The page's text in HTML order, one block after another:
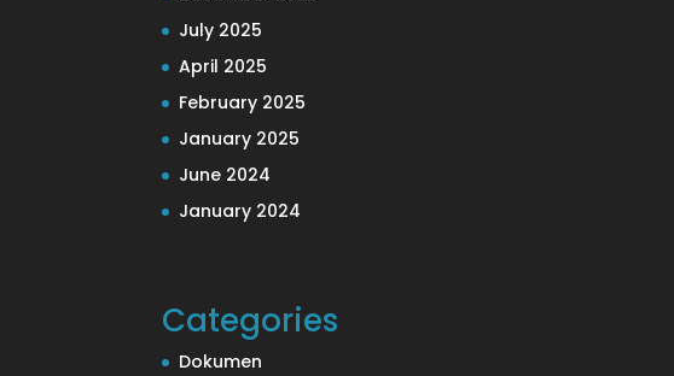
July 2025
April 2025
February 2025
January 2025
June 2024
January 2024
Categories
Dokumen